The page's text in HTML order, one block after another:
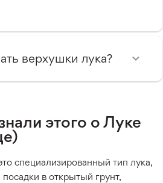
верхушки лука?
этого о Луке
специализированный тип лука,
в открытый грунт,